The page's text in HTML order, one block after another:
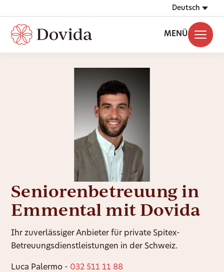
Deutsch
MENÜ
Seniorenbetreuung in
Emmental mit Dovida
Ihr zuverlässiger Anbieter für private Spitex-
Betreuungsdienstleistungen in der Schweiz.
Luca Palermo - 032 511 11 88